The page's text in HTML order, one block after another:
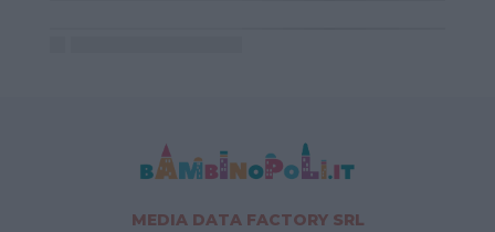
MEDIA DATA FACTORY SRL